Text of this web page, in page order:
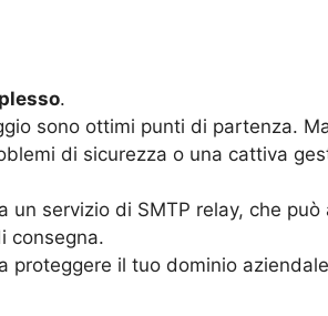
.
sono ottimi punti di partenza.
di sicurezza o una cattiva
servizio di SMTP relay, che
consegna.
il tuo dominio